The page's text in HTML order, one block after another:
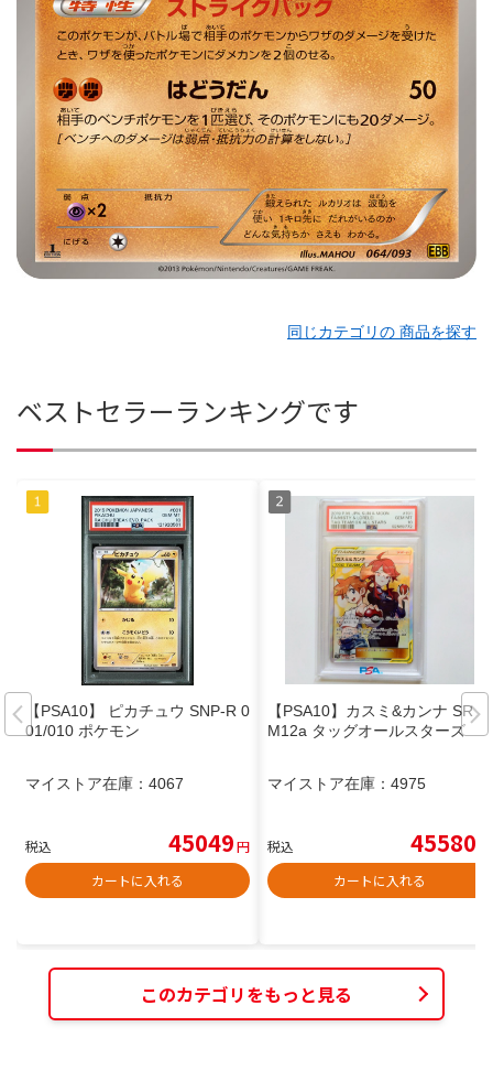
同じカテゴリの 商品を探す
ベストセラーランキングです
【PSA10】 ピカチュウ SNP-R 0
01/010 ポケモン
マイストア在庫： 4067
税込 45049円
カートに入れる
【PSA10】カスミ&カンナ SR S
M12a タッグオールスターズ
マイストア在庫： 4975
税込 45580
カートに入れる
このカテゴリをもっと見る